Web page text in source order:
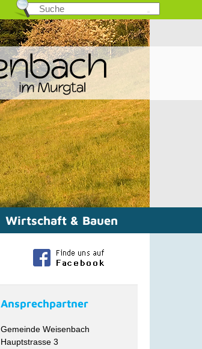
Wirtschaft & Bauen
Ansprechpartner
Gemeinde Weisenbach
Hauptstrasse 3